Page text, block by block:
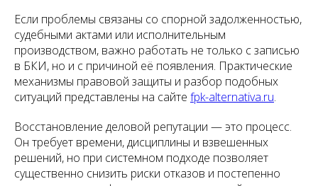
Если проблемы связаны со спорной задолженностью,
судебными актами или исполнительным
производством, важно работать не только с записью
в БКИ, но и с причиной её появления. Практические
механизмы правовой защиты и разбор подобных
ситуаций представлены на сайте fpk-alternativa.ru.
Восстановление деловой репутации — это процесс.
Он требует времени, дисциплины и взвешенных
решений, но при системном подходе позволяет
существенно снизить риски отказов и постепенно